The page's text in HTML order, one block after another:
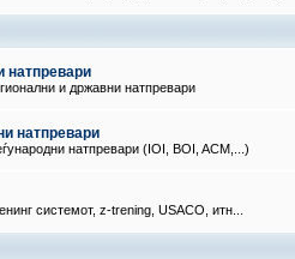
натпревари
и државни натпревари
натпревари
натпревари (IOI, BOI, ACM,...)
системот, z-trening, USACO, итн...